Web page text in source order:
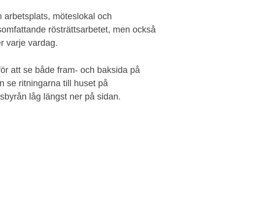
arbetsplats, möteslokal och
rösträttsarbetet, men också
varje vardag.
att se både fram- och baksida på
se ritningarna till huset på
låg längst ner på sidan.